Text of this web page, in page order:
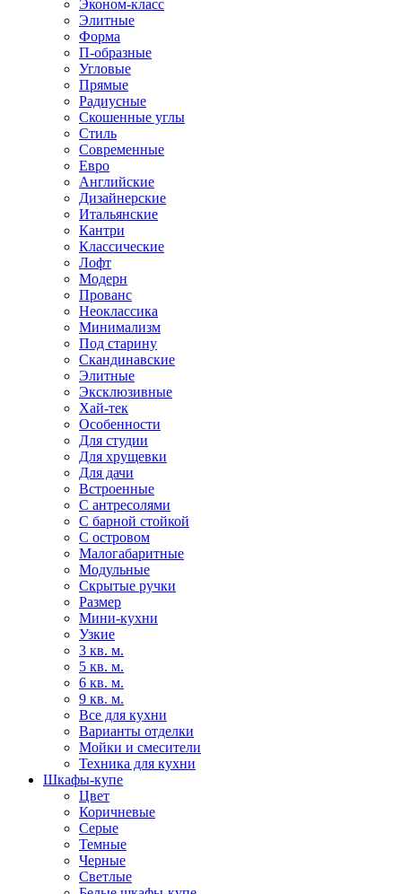
Эконом-класс
Элитные
Форма
П-образные
Угловые
Прямые
Радиусные
Скошенные углы
Стиль
Современные
Евро
Английские
Дизайнерские
Итальянские
Кантри
Классические
Лофт
Модерн
Прованс
Неоклассика
Минимализм
Под старину
Скандинавские
Элитные
Эксклюзивные
Хай-тек
Особенности
Для студии
Для хрущевки
Для дачи
Встроенные
С антресолями
С барной стойкой
С островом
Малогабаритные
Модульные
Скрытые ручки
Размер
Мини-кухни
Узкие
3 кв. м.
5 кв. м.
6 кв. м.
9 кв. м.
Все для кухни
Варианты отделки
Мойки и смесители
Техника для кухни
Шкафы-купе
Цвет
Коричневые
Серые
Темные
Черные
Светлые